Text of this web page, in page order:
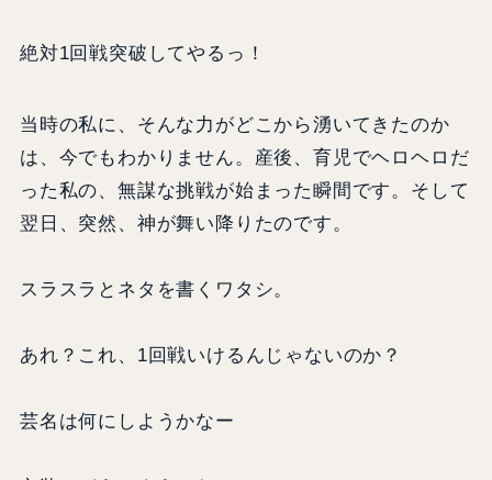
絶対1回戦突破してやるっ！
当時の私に、そんな力がどこから湧いてきたのか
は、今でもわかりません。産後、育児でヘロヘロだ
った私の、無謀な挑戦が始まった瞬間です。そして
翌日、突然、神が舞い降りたのです。
スラスラとネタを書くワタシ。
あれ？これ、1回戦いけるんじゃないのか？
芸名は何にしようかなー